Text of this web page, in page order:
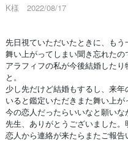
K様 2022/08/17
先日視ていただいたときに、も
舞い上がってしまい聞き忘れたの
アラフィフの私が今後結婚した
と。
少し先だけど結婚もするし、来
いると鑑定いただきまた舞い上が
今の恋人だったらいいなと願いな
先生、ありがとうございました。
恋人から連絡が来たらまたご報告